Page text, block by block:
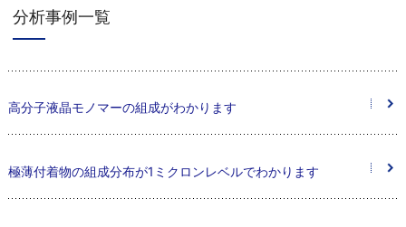
分析事例一覧
高分子液晶モノマーの組成がわかります
極薄付着物の組成分布が1ミクロンレベルでわかります